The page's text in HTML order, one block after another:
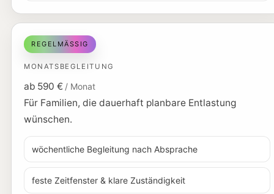
REGELMÄSSIG
MONATSBEGLEITUNG
ab 590 € / Monat
Für Familien, die dauerhaft planbare Entlastung
wünschen.
wöchentliche Begleitung nach Absprache
feste Zeitfenster & klare Zuständigkeit